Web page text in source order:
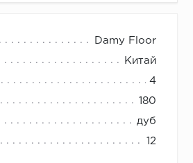
Damy Floor
Китай
4
180
дуб
12